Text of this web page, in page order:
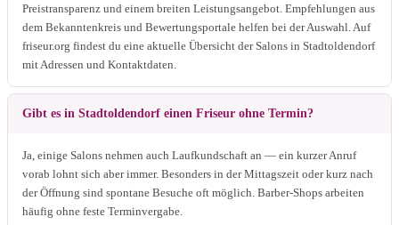
Preistransparenz und einem breiten Leistungsangebot. Empfehlungen aus
dem Bekanntenkreis und Bewertungsportale helfen bei der Auswahl. Auf
friseur.org findest du eine aktuelle Übersicht der Salons in Stadtoldendorf
mit Adressen und Kontaktdaten.
Gibt es in Stadtoldendorf einen Friseur ohne Termin?
Ja, einige Salons nehmen auch Laufkundschaft an — ein kurzer Anruf
vorab lohnt sich aber immer. Besonders in der Mittagszeit oder kurz nach
der Öffnung sind spontane Besuche oft möglich. Barber-Shops arbeiten
häufig ohne feste Terminvergabe.